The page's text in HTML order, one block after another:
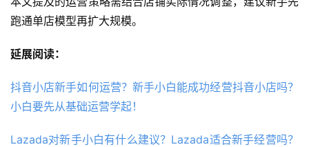
跑通单店模型再扩大规模。
延展阅读：
抖音小店新手如何运营？新手小白能成功经营抖音小店吗？
小白要先从基础运营学起！
Lazada对新手小白有什么建议？Lazada适合新手经营吗？